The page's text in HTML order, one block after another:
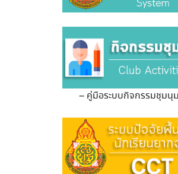
– คู่มือระบบกิจกรรมชุมนุ